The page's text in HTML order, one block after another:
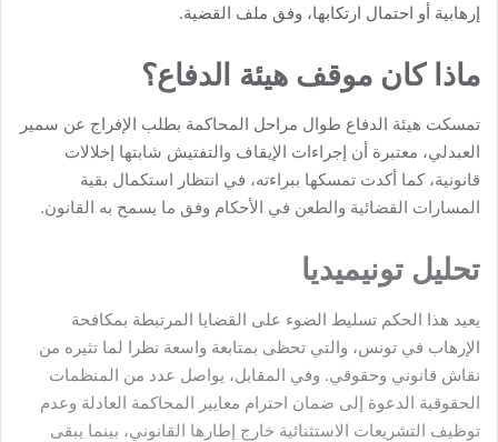
إرهابية أو احتمال ارتكابها، وفق ملف القضية.
ماذا كان موقف هيئة الدفاع؟
تمسكت هيئة الدفاع طوال مراحل المحاكمة بطلب الإفراج عن سمير
العبدلي، معتبرة أن إجراءات الإيقاف والتفتيش شابتها إخلالات
قانونية، كما أكدت تمسكها ببراءته، في انتظار استكمال بقية
المسارات القضائية والطعن في الأحكام وفق ما يسمح به القانون.
تحليل تونيميديا
يعيد هذا الحكم تسليط الضوء على القضايا المرتبطة بمكافحة
الإرهاب في تونس، والتي تحظى بمتابعة واسعة نظرا لما تثيره من
نقاش قانوني وحقوقي. وفي المقابل، يواصل عدد من المنظمات
الحقوقية الدعوة إلى ضمان احترام معايير المحاكمة العادلة وعدم
توظيف التشريعات الاستثنائية خارج إطارها القانوني، بينما يبقى